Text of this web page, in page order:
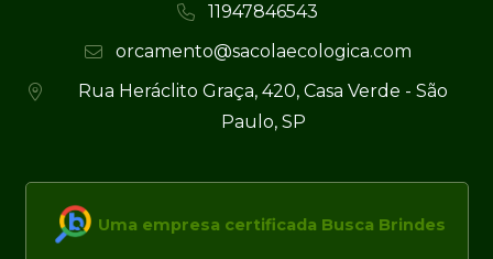
11947846543
orcamento@sacolaecologica.com
Rua Heráclito Graça, 420, Casa Verde - São
Paulo, SP
Uma empresa certificada Busca Brindes